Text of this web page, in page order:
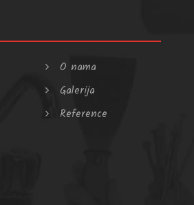
O nama
Galerija
Reference